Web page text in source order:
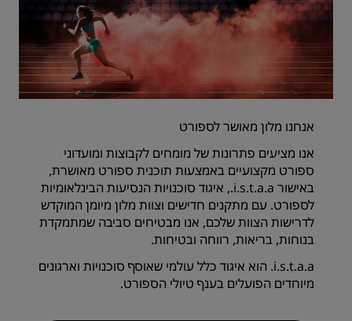
אנחנו מלון מאושר לספורט
אנו מציעים פתרונות של מומחים לקבוצות ומועדוני
ספורט מקצועיים באמצעות תוכנית ספורט מאושרת,
באישור i.s.t.a.a., איגוד סוכנויות הנסיעות הבינלאומיות
לספורט. עם מתקנים חדישים וצוות מלון מיומן המוקדש
לדרישות הצוות שלכם, אנו מבטיחים סביבה שמתמקדת
בנוחות, בריאות, רווחה ובטיחות.
i.s.t.a.a. הוא איגוד כלל עולמי שאוסף סוכנויות וארגונים
מיוחדים הפועלים בענף טיולי הספורט.